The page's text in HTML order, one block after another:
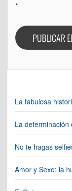
*
La fabulosa
La
No te hagas
Amor y Sexo: la